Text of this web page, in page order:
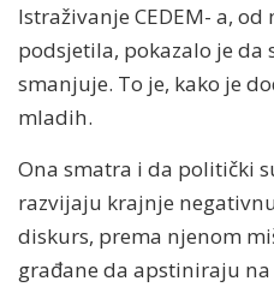
Istraživanje CEDEM- a,
podsjetila, pokazalo je da
smanjuje. To je, kako je
mladih.
Ona smatra i da politički
razvijaju krajnje
diskurs, prema njenom
građane da apstiniraju